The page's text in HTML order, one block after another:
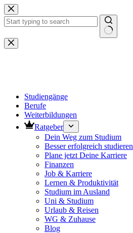
Zum
Inhalt
springen
Keine
Ergebnisse
Studiengänge
Berufe
Weiterbildungen
Ratgeber
Dein Weg zum Studium
Besser erfolgreich studieren
Plane jetzt Deine Karriere
Finanzen
Job & Karriere
Lernen & Produktivität
Studium im Ausland
Uni & Studium
Urlaub & Reisen
WG & Zuhause
Blog